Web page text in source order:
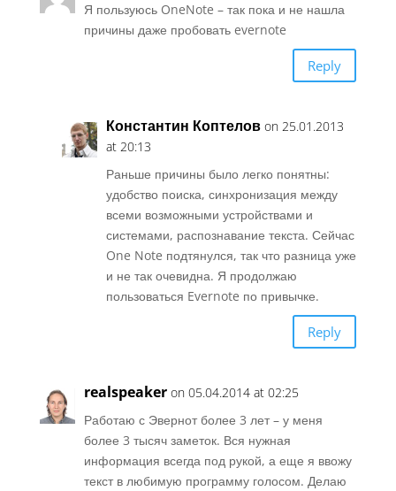
Я пользуюсь OneNote – так пока и не нашла
причины даже пробовать evernote
Reply
Константин Коптелов on 25.01.2013
at 20:13
Раньше причины было легко понятны:
удобство поиска, синхронизация между
всеми возможными устройствами и
системами, распознавание текста. Сейчас
One Note подтянулся, так что разница уже
и не так очевидна. Я продолжаю
пользоваться Evernote по привычке.
Reply
realspeaker on 05.04.2014 at 02:25
Работаю с Эвернот более 3 лет – у меня
более 3 тысяч заметок. Вся нужная
информация всегда под рукой, а еще я ввожу
текст в любимую программу голосом. Делаю